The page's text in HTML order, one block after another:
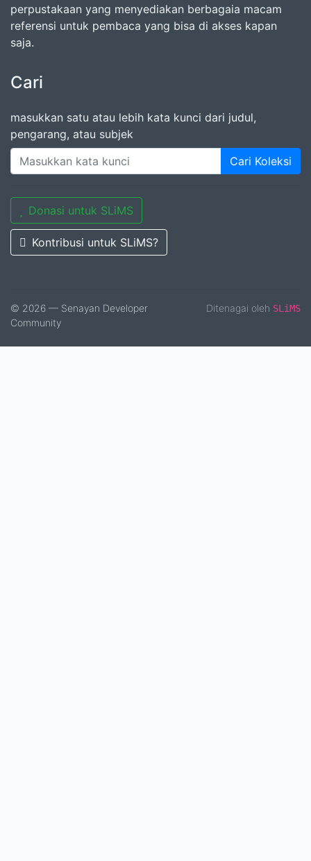
perpustakaan yang menyediakan berbagaia macam
referensi untuk pembaca yang bisa di akses kapan
saja.
Cari
masukkan satu atau lebih kata kunci dari judul,
pengarang, atau subjek
Cari Koleksi
Donasi untuk SLiMS
Kontribusi untuk SLiMS?
© 2026 — Senayan Developer
Community
Ditenagai oleh SLiMS